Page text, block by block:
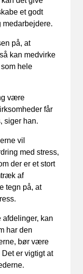
et godt
på, at
kan medvirke
hele
være
får
siger han.
vil
med stress,
der er et stort
af
tegn på, at
afdelinger, kan
har den
bør være
er vigtigt at